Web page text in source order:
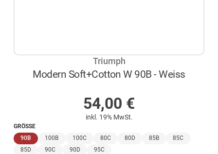
Triumph
Modern Soft+Cotton W 90B - Weiss
54,00 €
inkl. 19% MwSt.
GRÖSSE
90B (ausgewählt)
100B 100C 80C 80D 85B
85C
85D
90C 90D
95C